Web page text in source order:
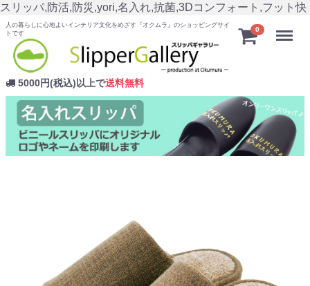
スリッパ,防活,防災,yori,名入れ,抗菌,3Dコンフォート,フット快
人の暮らしに心地よいインテリア文化をめざす『オクムラ』のショッピングサイ
トです
5000円(税込)以上で送料無料
0 Menu